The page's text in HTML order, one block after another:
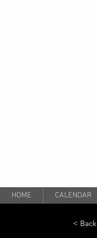
HOME CALENDAR
< Back